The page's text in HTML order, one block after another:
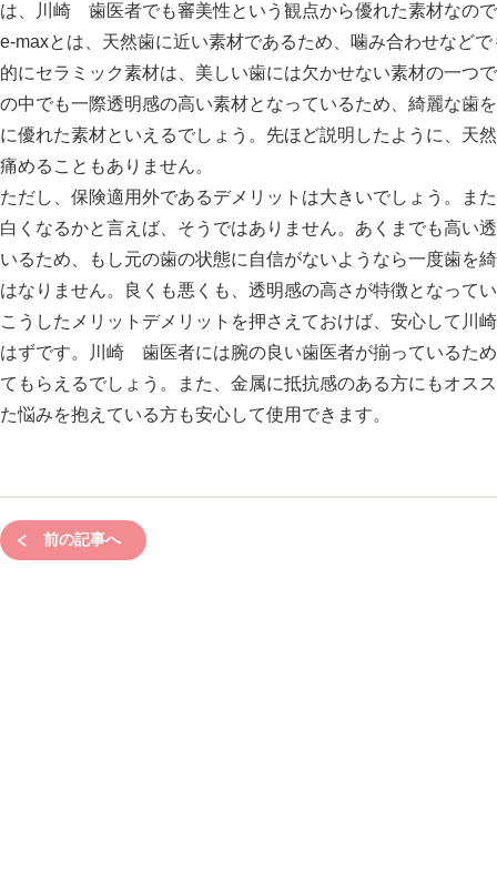
は、川崎 歯医者でも審美性という観点から優れた素材なの
e-maxとは、天然歯に近い素材であるため、噛み合わせなど
的にセラミック素材は、美しい歯には欠かせない素材の一つ
の中でも一際透明感の高い素材となっているため、綺麗な歯
に優れた素材といえるでしょう。先ほど説明したように、天
痛めることもありません。
ただし、保険適用外であるデメリットは大きいでしょう。ま
白くなるかと言えば、そうではありません。あくまでも高い
いるため、もし元の歯の状態に自信がないようなら一度歯を
はなりません。良くも悪くも、透明感の高さが特徴となって
こうしたメリットデメリットを押さえておけば、安心して
はずです。川崎 歯医者には腕の良い歯医者が揃っているた
てもらえるでしょう。また、金属に抵抗感のある方にもオス
た悩みを抱えている方も安心して使用できます。
前の記事へ